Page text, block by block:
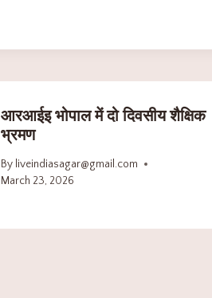
आरआईइ भोपाल में दो दिवसीय शैक्षिक
भ्रमण
By liveindiasagar@gmail.com
March 23, 2026